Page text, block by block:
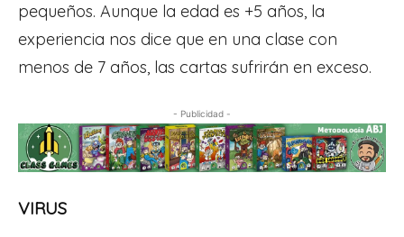
pequeños. Aunque la edad es +5 años, la
experiencia nos dice que en una clase con
menos de 7 años, las cartas sufrirán en exceso.
- Publicidad -
VIRUS